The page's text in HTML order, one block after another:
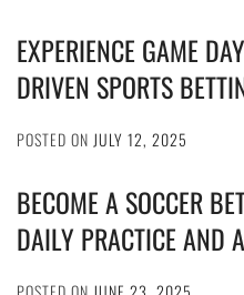
EXPERIENCE GAME
DRIVEN SPORTS
POSTED ON JULY 12, 2025
BECOME A SOCCER
DAILY PRACTICE AND